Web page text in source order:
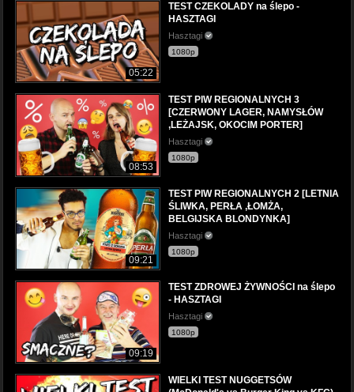
05:22
TEST CZEKOLADY na ślepo -
HASZTAGI
Hasztagi
1080p
08:53
TEST PIW REGIONALNYCH 3
[CZERWONY LAGER, NAMYSŁÓW
,LEŻAJSK, OKOCIM PORTER]
Hasztagi
1080p
09:21
TEST PIW REGIONALNYCH 2 [LETNIA
ŚLIWKA, PERŁA ,ŁOMŻA,
BELGIJSKA BLONDYNKA]
Hasztagi
1080p
09:19
TEST ZDROWEJ ŻYWNOŚCI na ślepo
- HASZTAGI
Hasztagi
1080p
WIELKI TEST NUGGETSÓW